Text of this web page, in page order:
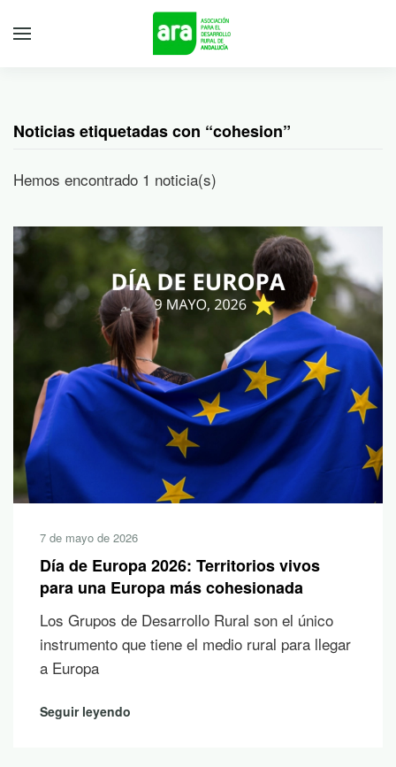
Noticias etiquetadas con “cohesion”
Hemos encontrado 1 noticia(s)
7 de mayo de 2026
Día de Europa 2026: Territorios vivos
para una Europa más cohesionada
Los Grupos de Desarrollo Rural son el único
instrumento que tiene el medio rural para llegar
a Europa
Seguir leyendo